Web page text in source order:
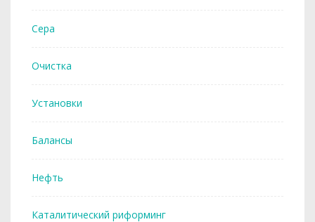
Сера
Очистка
Установки
Балансы
Нефть
Каталитический риформинг